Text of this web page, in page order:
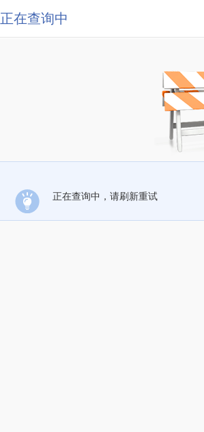
正在查询中
正在查询中，请刷新重试